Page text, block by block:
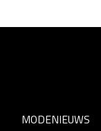
MODENIEUWS